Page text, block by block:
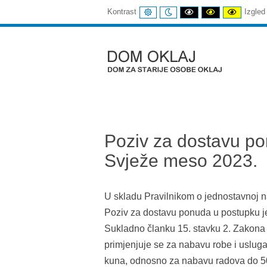
Kontrast
UOBIČAJENI
KONTRAST
NOĆNI
KONTRAST
CRNI
I
BIJELI
CRNI
I
ŽUTI
ŽUTI
I
CRNI
Izgled
Poziv za dostavu
Svježe meso 2023.
U skladu Pravilnikom o jednostavnoj
Poziv za dostavu ponuda u postupku
Sukladno članku 15. stavku 2.
primjenjuje se za nabavu robe i
kuna, odnosno za nabavu radova do